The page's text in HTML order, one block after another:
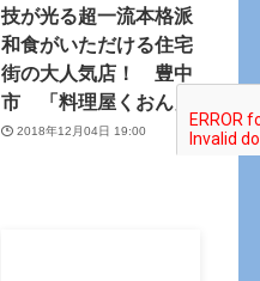
技が光る超一流本格派
和食がいただける住宅
街の大人気店！ 豊中
市 「料理屋くおん」
2018年12月04日 19:00